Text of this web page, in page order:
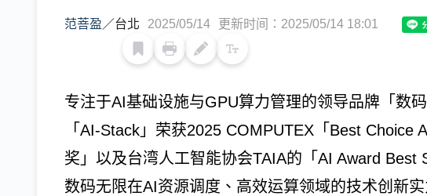
范菩盈 ／台北 2025/05/14 更新时间：2025/05/14 18:01
专注于AI基础设施与GPU算力管理的领导品牌「数
「AI-Stack」荣获2025 COMPUTEX「Best Choice
奖」以及台湾人工智能协会TAIA的「AI Award Best
数码无限在AI资源调度、高效运算领域的技术创新实